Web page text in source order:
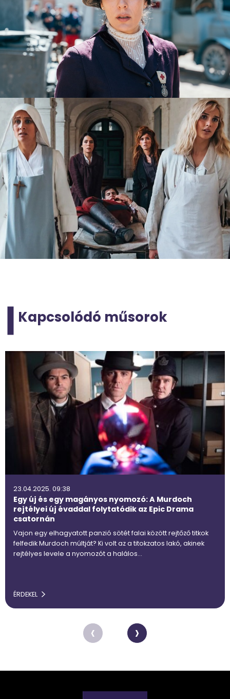
Kapcsolódó műsorok
23.04.2025. 09:38
Egy új és egy magányos nyomozó: A Murdoch
rejtélyei új évaddal folytatódik az Epic Drama
csatornán
Vajon egy elhagyatott panzió sötét falai között rejtőző titkok
felfedik Murdoch múltját? Ki volt az a titokzatos lakó, akinek
rejtélyes levele a nyomozót a halálos…
ÉRDEKEL
‹ ›